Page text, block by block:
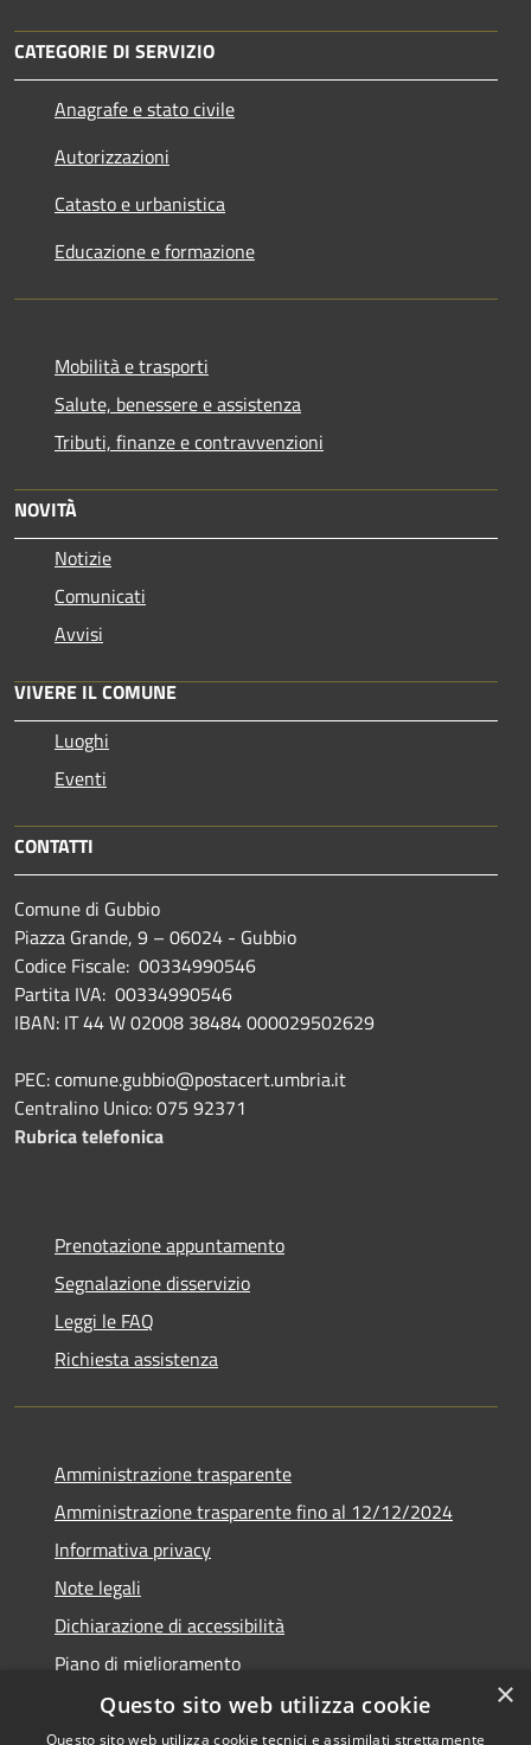
CATEGORIE DI SERVIZIO
Anagrafe e stato civile
Autorizzazioni
Catasto e urbanistica
Educazione e formazione
Mobilità e trasporti
Salute, benessere e assistenza
Tributi, finanze e contravvenzioni
NOVITÀ
Notizie
Comunicati
Avvisi
VIVERE IL COMUNE
Luoghi
Eventi
CONTATTI
Comune di Gubbio
Piazza Grande, 9 – 06024 - Gubbio
Codice Fiscale: 00334990546
Partita IVA: 00334990546
IBAN: IT 44 W 02008 38484 000029502629
PEC: comune.gubbio@postacert.umbria.it
Centralino Unico: 075 92371
Rubrica telefonica
Prenotazione appuntamento
Segnalazione disservizio
Leggi le FAQ
Richiesta assistenza
Amministrazione trasparente
Amministrazione trasparente fino al 12/12/2024
Informativa privacy
Note legali
Dichiarazione di accessibilità
Piano di miglioramento
×
Questo sito web utilizza cookie
Questo sito web utilizza cookie tecnici e assimilati strettamente